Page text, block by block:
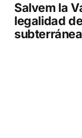
Salvem la
legalidad